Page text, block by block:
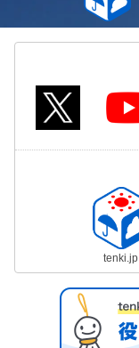
tenki.jp